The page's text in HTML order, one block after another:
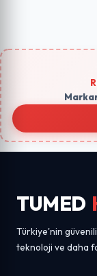
TUMED
Türkiye'nin
teknoloji ve daha